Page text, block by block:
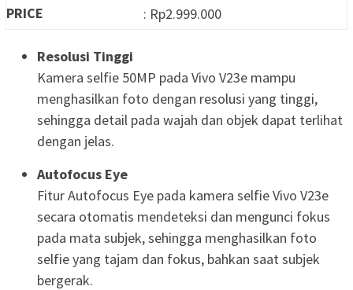
PRICE
: Rp2.999.000
Resolusi Tinggi
Kamera selfie 50MP pada Vivo V23e mampu
menghasilkan foto dengan resolusi yang tinggi,
sehingga detail pada wajah dan objek dapat terlihat
dengan jelas.
Autofocus Eye
Fitur Autofocus Eye pada kamera selfie Vivo V23e
secara otomatis mendeteksi dan mengunci fokus
pada mata subjek, sehingga menghasilkan foto
selfie yang tajam dan fokus, bahkan saat subjek
bergerak.